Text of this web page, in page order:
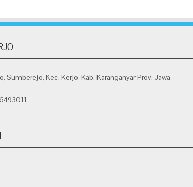
Sumberejo, Kec. Kerjo, Kab. Karanganyar Prov. Jawa